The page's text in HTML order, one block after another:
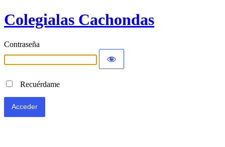
Colegialas Cachondas
Contraseña
Recuérdame